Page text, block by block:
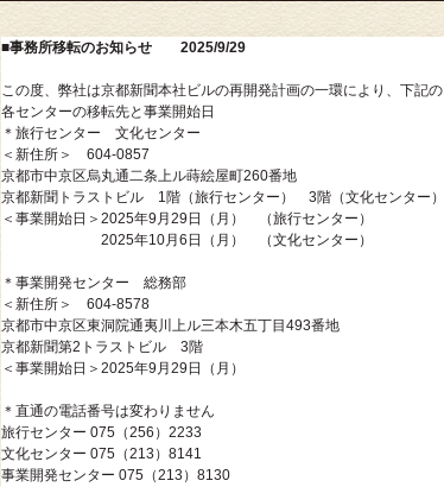
■事務所移転のお知らせ 2025/9/29
この度、弊社は京都新聞本社ビルの再開発計画の一環により、下記
各センターの移転先と事業開始日
＊旅行センター 文化センター
＜新住所＞ 604-0857
京都市中京区烏丸通二条上ル蒔絵屋町260番地
京都新聞トラストビル 1階（旅行センター） 3階（文化センター）
＜事業開始日＞2025年9月29日（月） （旅行センター）
2025年10月6日（月） （文化センター）
＊事業開発センター 総務部
＜新住所＞ 604-8578
京都市中京区東洞院通夷川上ル三本木五丁目493番地
京都新聞第2トラストビル 3階
＜事業開始日＞2025年9月29日（月）
＊直通の電話番号は変わりません
旅行センター 075（256）2233
文化センター 075（213）8141
事業開発センター 075（213）8130